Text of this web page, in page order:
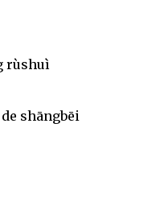
rùshuì
shāngbēi